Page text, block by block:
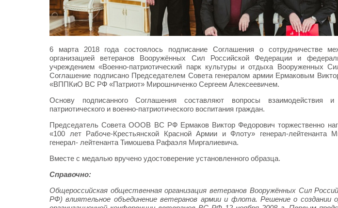
6 марта 2018 года состоялось подписание Соглашения о сотрудничестве
организацией ветеранов Вооружённых Сил Российской Федерации и
учреждением «Военно-патриотический парк культуры и отдыха Вооруженных
Соглашение подписано Председателем Совета генералом армии Ермаковым
«ВППКиО ВС РФ «Патриот» Мирошниченко Сергеем Алексеевичем.
Основу подписанного Соглашения составляют вопросы взаимодействия
патриотического и военно-патриотического воспитания граждан.
Председатель Совета ОООВ ВС РФ Ермаков Виктор Федорович торжественно
«100 лет Рабоче-Крестьянской Красной Армии и Флоту» генерал-лейтенанта
генерал- лейтенанта Тимошева Рафаэля Миргалиевича.
Вместе с медалью вручено удостоверение установленного образца.
Справочно:
Общероссийская общественная организация ветеранов Вооружённых Сил
РФ) влиятельное объединение ветеранов армии и флота. Решение о создании